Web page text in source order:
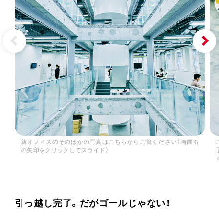
新オフィスのそのほかの写真はこちらからご覧ください（画面右
の矢印をクリックしてスライド）
引っ越し完了。だがゴールじゃない！